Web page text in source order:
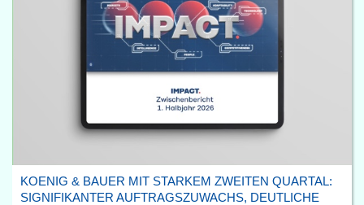
KOENIG & BAUER MIT STARKEM ZWEITEN QUARTAL:
SIGNIFIKANTER AUFTRAGSZUWACHS, DEUTLICHE